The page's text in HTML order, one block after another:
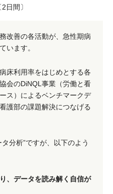
間〕
改善の各活動が、急性期病
います。
床利用率をはじめとする各
会のDiNQL事業（労働と看
ス）によるベンチマークデ
護部の課題解決につなげる
分析”ですが、以下のよう
、データを読み解く自信が